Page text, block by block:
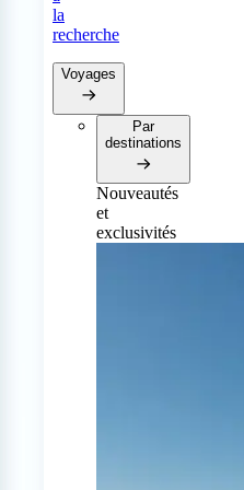
la
recherche
Voyages
Par
destinations
Nouveautés
et
exclusivités